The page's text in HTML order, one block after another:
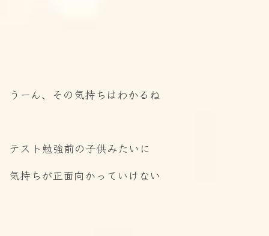
うーん、その気持ちはわかるね
テスト勉強前の子供みたいに
気持ちが正面向かっていけない